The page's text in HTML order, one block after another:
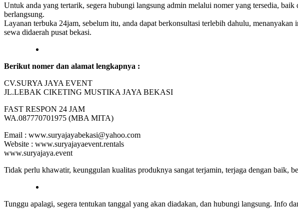
Untuk anda yang tertarik, segera hubungi langsung admin melalui nomer yang tersedia,
berlangsung.
Layanan terbuka 24jam, sebelum itu, anda dapat berkonsultasi terlebih dahulu,
sewa didaerah pusat bekasi.
Berikut nomer dan alamat lengkapnya :
CV.SURYA JAYA EVENT
JL.LEBAK CIKETING MUSTIKA JAYA BEKASI
FAST RESPON 24 JAM
WA.087770701975 (MBA MITA)
Email : www.suryajayabekasi@yahoo.com
Website : www.suryajayaevent.rentals
www.suryajaya.event
Tidak perlu khawatir, keunggulan kualitas produknya sangat terjamin, terjaga dengan baik,
Tunggu apalagi, segera tentukan tanggal yang akan diadakan, dan hubungi langsung. Info